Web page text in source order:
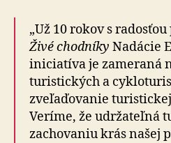
„Už 10 rokov s
Živé chodníky Nadácie
iniciatíva je zameraná
turistických a
zve­ľa­ďo­va­nie
Veríme, že udržateľná
zachovaniu krás našej